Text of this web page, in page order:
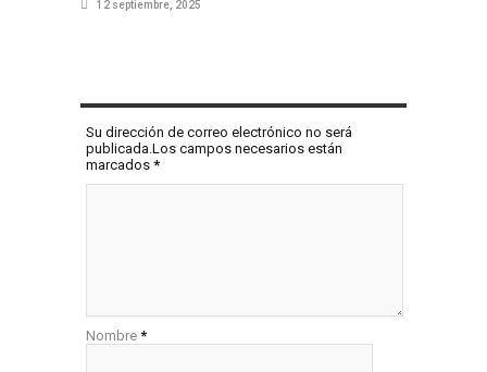
12 septiembre, 2025
Su dirección de correo electrónico no será
publicada.Los campos necesarios están
marcados *
Nombre *